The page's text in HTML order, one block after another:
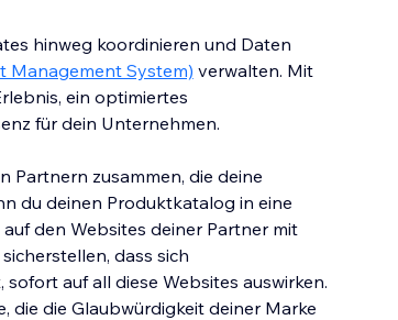
hinweg koordinieren und Daten
Management System) verwalten. Mit
ein optimiertes
für dein Unternehmen.
Partnern zusammen, die deine
du deinen Produktkatalog in eine
den Websites deiner Partner mit
dass sich
auf all diese Websites auswirken.
die die Glaubwürdigkeit deiner Marke